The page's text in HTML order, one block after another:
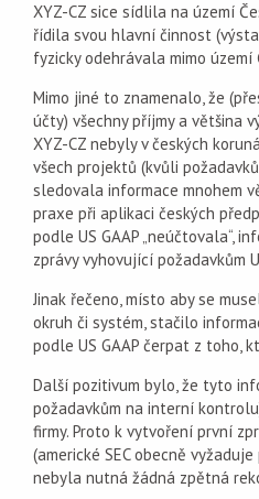
XYZ-CZ sice sídlila na území
řídila svou hlavní činnost
fyzicky odehrávala mimo území
Mimo jiné to znamenalo, že
účty) všechny příjmy a většina
XYZ-CZ nebyly v českých
všech projektů (kvůli
sledovala informace mnohem
praxe při aplikaci českých
podle US GAAP „neúčtovala“,
zprávy vyhovující požadavkům
Jinak řečeno, místo aby se
okruh či systém, stačilo
podle US GAAP čerpat z toho,
Další pozitivum bylo, že tyto
požadavkům na interní
firmy. Proto k vytvoření první
(americké SEC obecně
nebyla nutná žádná zpětná